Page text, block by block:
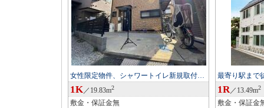
女性限定物件、シャワートイレ新規取付…
1K／19.83m2
敷金・保証金無
最寄り駅まで
1R／13.49m2
敷金・保証金